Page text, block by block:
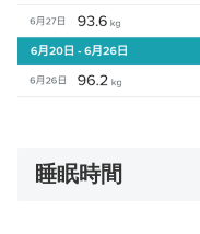
睡眠時間